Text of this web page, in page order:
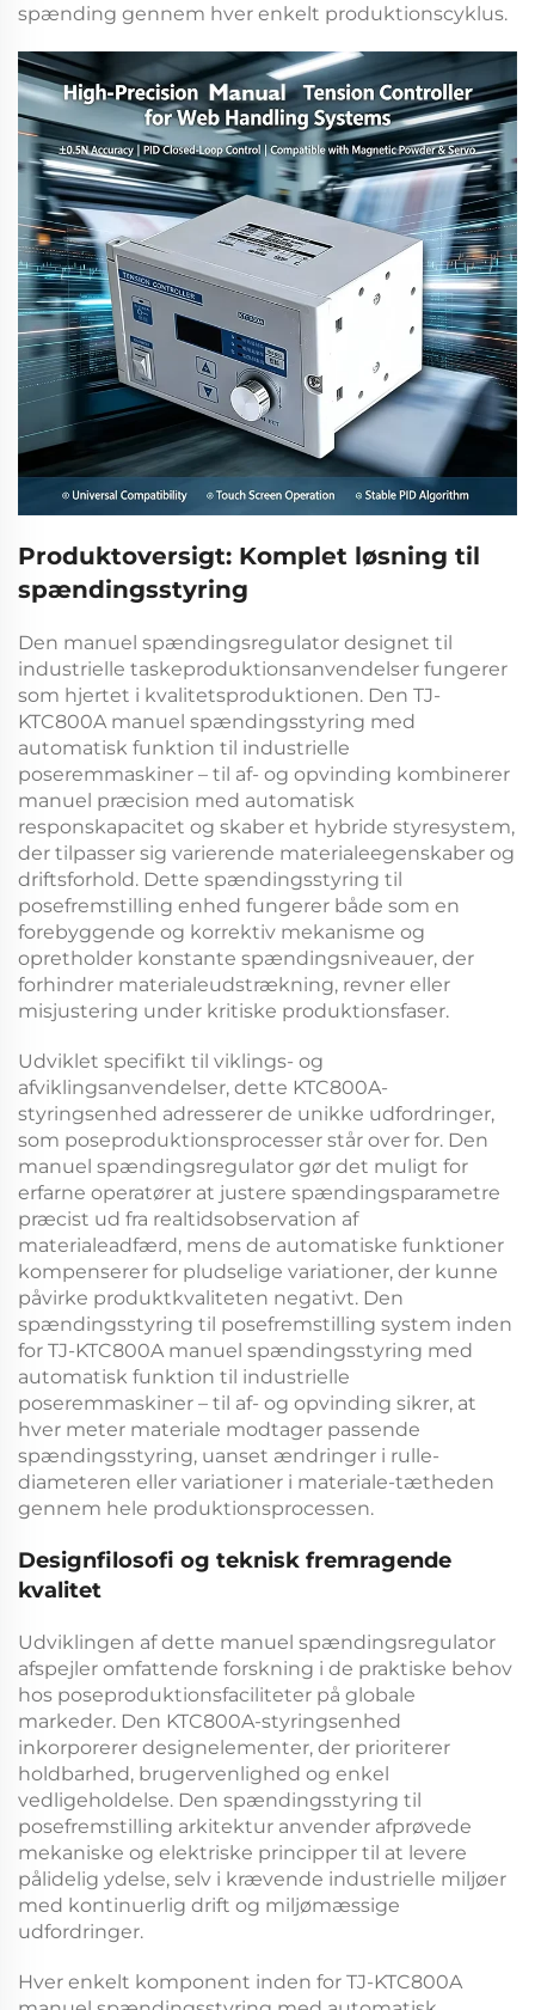
spænding gennem hver enkelt produktionscyklus.
Produktoversigt: Komplet løsning til
spændingsstyring
Den manuel spændingsregulator designet til
industrielle taskeproduktionsanvendelser fungerer
som hjertet i kvalitetsproduktionen. Den TJ-
KTC800A manuel spændingsstyring med
automatisk funktion til industrielle
poseremmaskiner – til af- og opvinding kombinerer
manuel præcision med automatisk
responskapacitet og skaber et hybride styresystem,
der tilpasser sig varierende materialeegenskaber og
driftsforhold. Dette spændingsstyring til
posefremstilling enhed fungerer både som en
forebyggende og korrektiv mekanisme og
opretholder konstante spændingsniveauer, der
forhindrer materialeudstrækning, revner eller
misjustering under kritiske produktionsfaser.
Udviklet specifikt til viklings- og
afviklingsanvendelser, dette KTC800A-
styringsenhed adresserer de unikke udfordringer,
som poseproduktionsprocesser står over for. Den
manuel spændingsregulator gør det muligt for
erfarne operatører at justere spændingsparametre
præcist ud fra realtidsobservation af
materialeadfærd, mens de automatiske funktioner
kompenserer for pludselige variationer, der kunne
påvirke produktkvaliteten negativt. Den
spændingsstyring til posefremstilling system inden
for TJ-KTC800A manuel spændingsstyring med
automatisk funktion til industrielle
poseremmaskiner – til af- og opvinding sikrer, at
hver meter materiale modtager passende
spændingsstyring, uanset ændringer i rulle-
diameteren eller variationer i materiale-tætheden
gennem hele produktionsprocessen.
Designfilosofi og teknisk fremragende
kvalitet
Udviklingen af dette manuel spændingsregulator
afspejler omfattende forskning i de praktiske behov
hos poseproduktionsfaciliteter på globale
markeder. Den KTC800A-styringsenhed
inkorporerer designelementer, der prioriterer
holdbarhed, brugervenlighed og enkel
vedligeholdelse. Den spændingsstyring til
posefremstilling arkitektur anvender afprøvede
mekaniske og elektriske principper til at levere
pålidelig ydelse, selv i krævende industrielle miljøer
med kontinuerlig drift og miljømæssige
udfordringer.
Hver enkelt komponent inden for TJ-KTC800A